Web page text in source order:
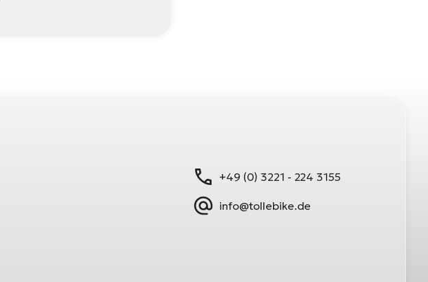
+49 (0) 3221 - 224 3155
info@tollebike.de